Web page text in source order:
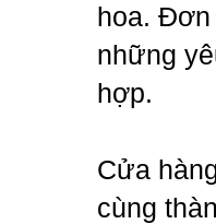
hoa. Đơn
những
hợp.
Cửa
cùng